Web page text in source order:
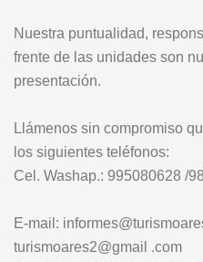
Nuestra puntualidad,
frente de las unidades son
presentación.
Llámenos sin compromiso
los siguientes teléfonos:
Cel. Washap.: 995080628 /
E-mail:
turismoares2@gmail .com